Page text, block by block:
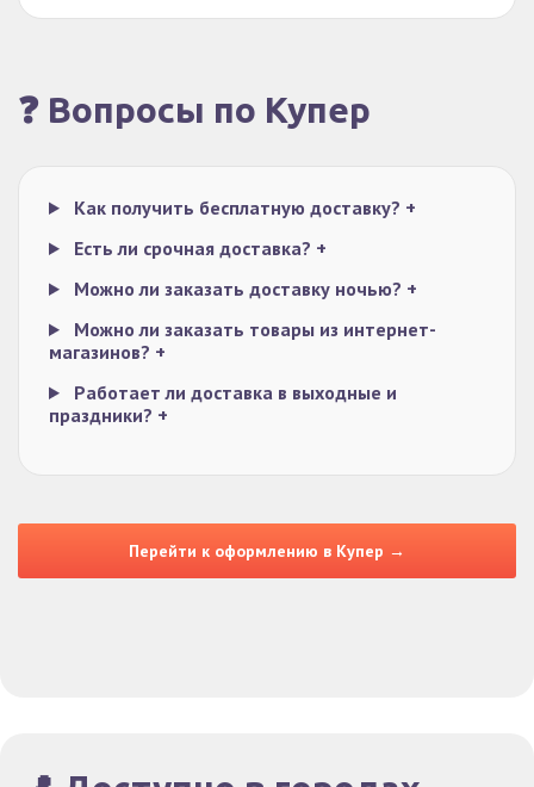
❓ Вопросы по Купер
Как получить бесплатную доставку? +
Есть ли срочная доставка? +
Можно ли заказать доставку ночью? +
Можно ли заказать товары из интернет-
магазинов? +
Работает ли доставка в выходные и
праздники? +
Перейти к оформлению в Купер →